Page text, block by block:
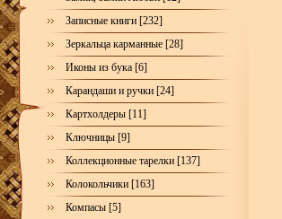
Записные книги [232]
Зеркальца карманные [28]
Иконы из бука [6]
Карандаши и ручки [24]
Картхолдеры [11]
Ключницы [9]
Коллекционные тарелки [137]
Колокольчики [163]
Компасы [5]